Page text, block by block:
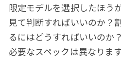
限定モデルを選択したほう
見て判断すればいいのか？
るにはどうすればいいのか
必要なスペックは異なります